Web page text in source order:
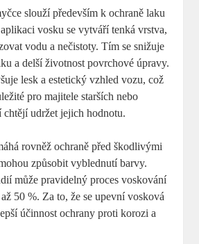
slouží především k ochraně laku
vosku se vytváří tenká vrstva,
vodu a nečistoty. Tím se snižuje
a delší životnost povrchové úpravy.
lesk a estetický vzhled vozu, což
pro majitele starších nebo
chtějí udržet jejich hodnotu.
rovněž ochraně před škodlivými
způsobit vyblednutí barvy.
může pravidelný proces voskování
50 %. Za to, že se upevní vosková
účinnost ochrany proti korozi a